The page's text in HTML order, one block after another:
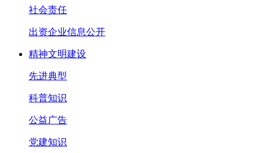
社会责任
出资企业信息公开
精神文明建设
先进典型
科普知识
公益广告
党建知识